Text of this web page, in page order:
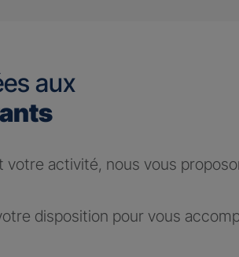
aux
activité, nous vous
disposition pour vous